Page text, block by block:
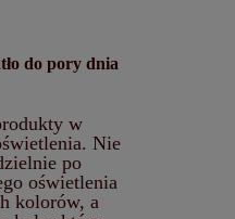
do pory dnia
w
Nie
po
oświetlenia
kolorów, a